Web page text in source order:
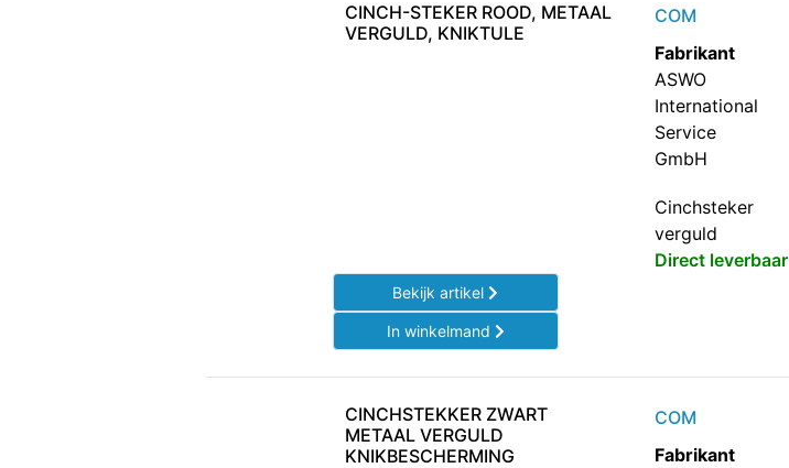
CINCH-STEKER ROOD, METAAL
VERGULD, KNIKTULE
COM
Fabrikant
ASWO
International
Service
GmbH
Cinchsteker
verguld
Direct leverbaar
Bekijk artikel
In winkelmand
CINCHSTEKKER ZWART
METAAL VERGULD
KNIKBESCHERMING
COM
Fabrikant